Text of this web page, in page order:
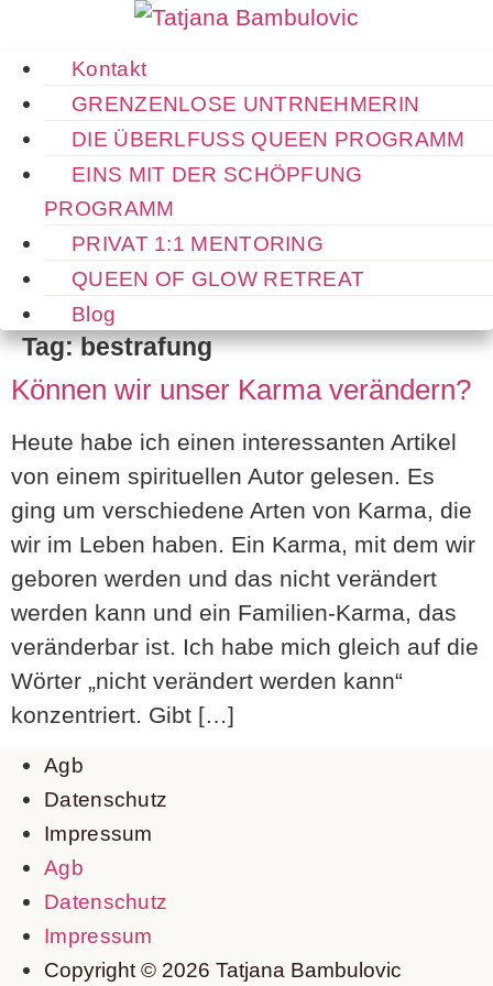
Kontakt
GRENZENLOSE UNTRNEHMERIN
DIE ÜBERLFUSS QUEEN PROGRAMM
EINS MIT DER SCHÖPFUNG
PROGRAMM
PRIVAT 1:1 MENTORING
QUEEN OF GLOW RETREAT
Blog
Tag:bestrafung
Können wir unser Karma verändern?
Heute habe ich einen interessanten Artikel
von einem spirituellen Autor gelesen. Es
ging um verschiedene Arten von Karma, die
wir im Leben haben. Ein Karma, mit dem wir
geboren werden und das nicht verändert
werden kann und ein Familien-Karma, das
veränderbar ist. Ich habe mich gleich auf die
Wörter „nicht verändert werden kann“
konzentriert. Gibt […]
Agb
Datenschutz
Impressum
Agb
Datenschutz
Impressum
Copyright © 2026 Tatjana Bambulovic